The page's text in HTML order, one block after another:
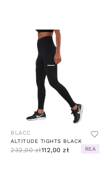
BLACC
ALTITUDE TIGHTS BLACK
232,00 zł112,00 zł REA